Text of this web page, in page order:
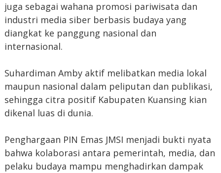
juga sebagai wahana promosi pariwisata dan
industri media siber berbasis budaya yang
diangkat ke panggung nasional dan
internasional.
Suhardiman Amby aktif melibatkan media lokal
maupun nasional dalam peliputan dan publikasi,
sehingga citra positif Kabupaten Kuansing kian
dikenal luas di dunia.
Penghargaan PIN Emas JMSI menjadi bukti nyata
bahwa kolaborasi antara pemerintah, media, dan
pelaku budaya mampu menghadirkan dampak